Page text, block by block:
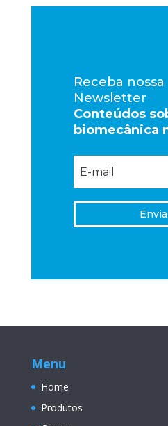
Receba nossa
Newsletter
Conteúdos
biomecânica
Menu
Home
Produtos